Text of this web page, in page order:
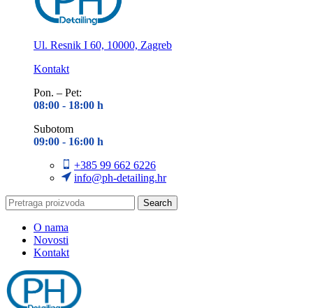
Ul. Resnik I 60, 10000, Zagreb
Kontakt
Pon. – Pet:
08:00 - 18:00 h
Subotom
09:00 - 16:00 h
+385 99 662 6226
info@ph-detailing.hr
Search
O nama
Novosti
Kontakt